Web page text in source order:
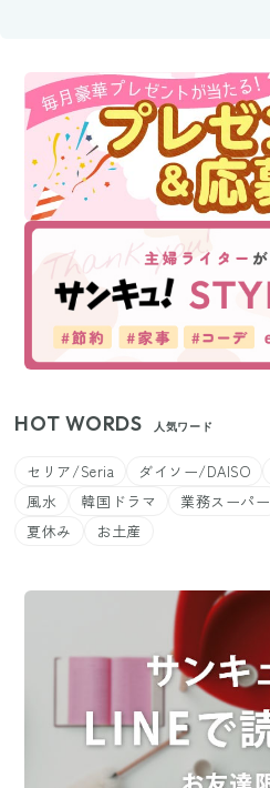
HOT WORDS 人気ワード
セリア/Seria ダイソー/DAISO
風水
韓国ドラマ 業務スーパー
夏休み
お土産